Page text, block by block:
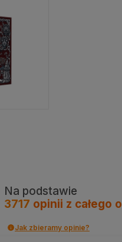
Na podstawie
3717 opinii z całego
Jak zbieramy opinie?